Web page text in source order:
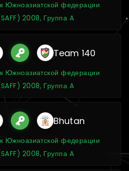
Южноазиатской федерации
2008, Группа A
Team 140
Южноазиатской федерации
2008, Группа A
Bhutan
Южноазиатской федерации
2008, Группа A